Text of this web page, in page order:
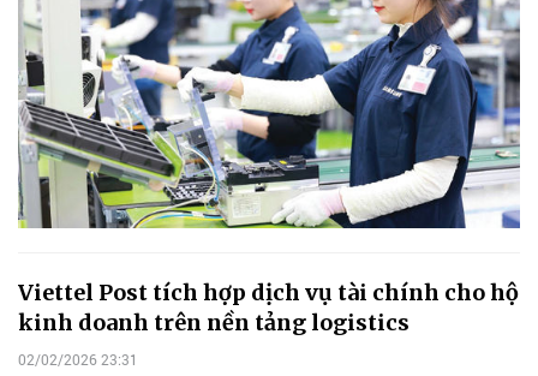
Viettel Post tích hợp dịch vụ tài chính cho hộ
kinh doanh trên nền tảng logistics
02/02/2026 23:31